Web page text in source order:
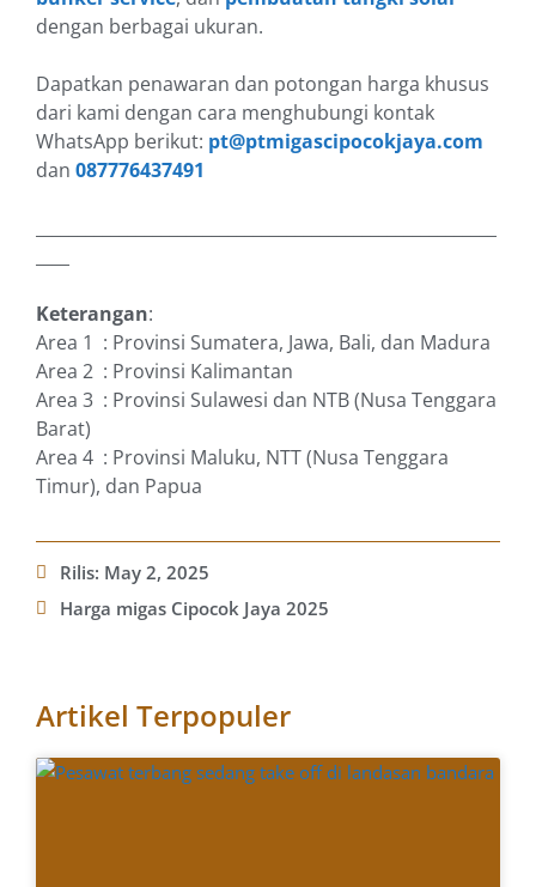
dengan berbagai ukuran.
Dapatkan penawaran dan potongan harga khusus
dari kami dengan cara menghubungi kontak
WhatsApp berikut: pt@ptmigascipocokjaya.com
dan 087776437491
Keterangan:
Area 1 : Provinsi Sumatera, Jawa, Bali, dan Madura
Area 2 : Provinsi Kalimantan
Area 3 : Provinsi Sulawesi dan NTB (Nusa Tenggara
Barat)
Area 4 : Provinsi Maluku, NTT (Nusa Tenggara
Timur), dan Papua
Rilis: May 2, 2025
Harga migas Cipocok Jaya 2025
Artikel Terpopuler